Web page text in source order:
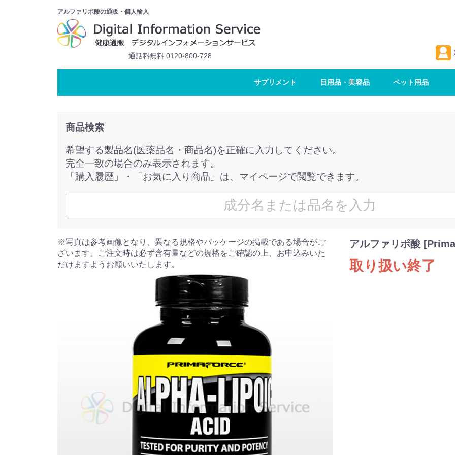
アルファリポ酸の通販・個人輸入
通話料無料 0120-800-728
サプリメント 日用品・美容品 ペット用品
商品検索
希望する製品名(医薬品名・商品名)を正確に入力してください。
完全一致の場合のみ表示されます。
「購入履歴」・「お気に入り商品」は、マイページで閲覧できます。
※写真は参考画像となり、異なる規格やパッケージの掲載である場合がご
ざいます。ご注文時は必ず含有量などの規格をご確認の上、お申込みいた
だけますようお願いいたします。
アルファリポ酸
取り扱い終了